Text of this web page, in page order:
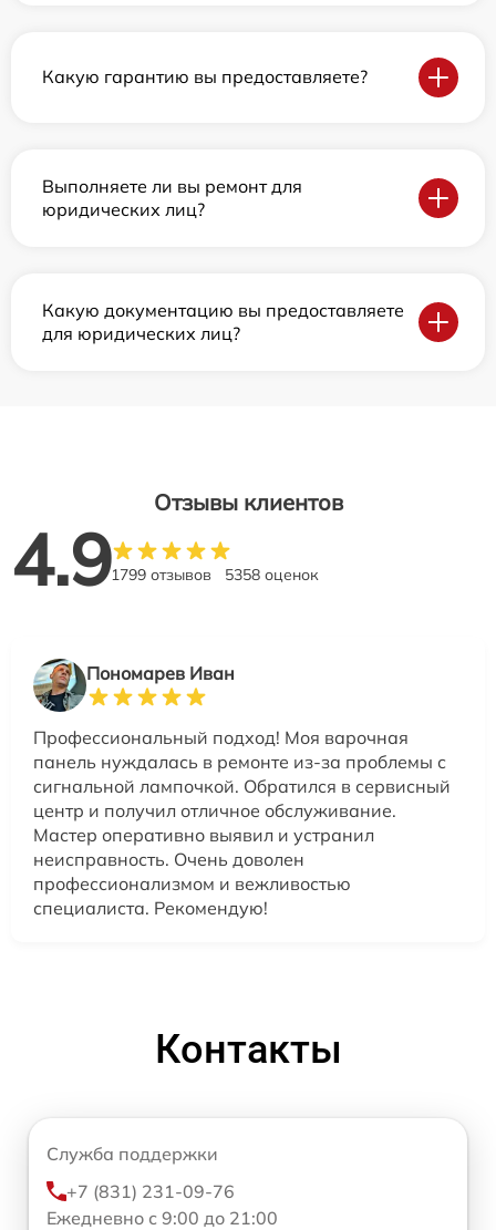
Какую гарантию вы предоставляете?
Выполняете ли вы ремонт для
юридических лиц?
Какую документацию вы предоставляете
для юридических лиц?
Отзывы клиентов
4.91799 отзывов 5358 оценок
Пономарев Иван
Профессиональный подход! Моя варочная
панель нуждалась в ремонте из-за проблемы с
сигнальной лампочкой. Обратился в сервисный
центр и получил отличное обслуживание.
Мастер оперативно выявил и устранил
неисправность. Очень доволен
профессионализмом и вежливостью
специалиста. Рекомендую!
Контакты
Служба поддержки
+7 (831) 231-09-76
Ежедневно с 9:00 до 21:00